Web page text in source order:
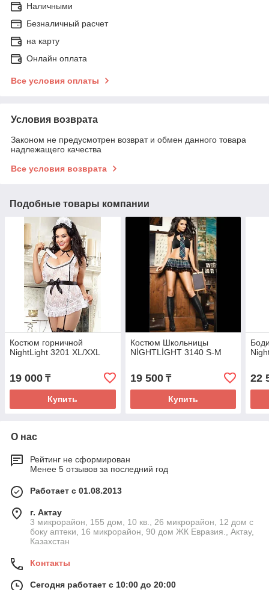
Наличными
Безналичный расчет
на карту
Онлайн оплата
Все условия оплаты
Условия возврата
Законом не предусмотрен возврат и обмен данного товара
надлежащего качества
Все условия возврата
Подобные товары компании
Костюм горничной
NightLight 3201 XL/XXL
19 000 ₸
Купить
Костюм Школьницы
NİGHTLİGHT 3140 S-M
19 500₸
Купить
22
О нас
Рейтинг не сформирован
Менее 5 отзывов за последний год
Работает с 01.08.2013
г. Актау
3 микрорайон, 155 дом, 10 кв., 26 микрорайон, 12 дом с
боку аптеки, 16 микрорайон, 90 дом ЖК Евразия., Актау,
Казахстан
Контакты
Сегодня работает с 10:00 до 20:00